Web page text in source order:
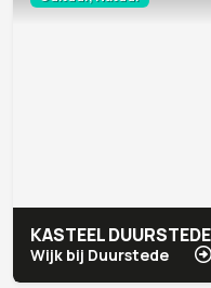
KASTEEL DUURSTEDE
Wijk bij Duurstede